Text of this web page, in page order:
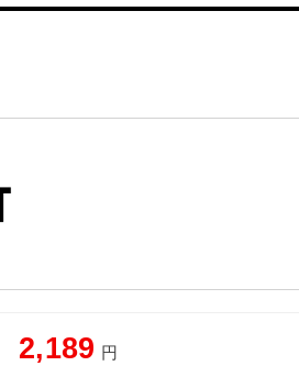
2,189 円